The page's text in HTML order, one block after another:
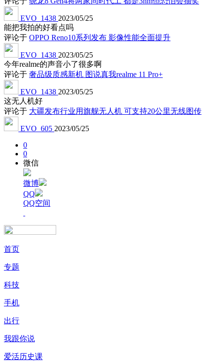
EVO_1438 2023/05/25
能把我拍的好看点吗
评论于 OPPO Reno10系列发布 影像性能全面提升
EVO_1438 2023/05/25
今年realme的声音小了很多啊
评论于 奢品级质感新机 图说真我realme 11 Pro+
EVO_1438 2023/05/25
这无人机好
评论于 大疆发布行业用旗舰无人机 可支持20公里无线图传
EVO_605 2023/05/25
0
0
微信
微博
QQ
QQ空间
首页
专题
科技
手机
出行
我跟你说
爱活历史课